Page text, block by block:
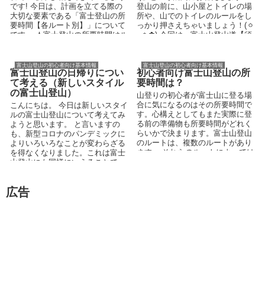
です! 今日は、計画を立てる際の
大切な要素である「富士登山の所
要時間【各ルート別】」について
です。 ★富士登山の所要時間はル
登山の前に、山小屋とトイレの場
所や、山でのトイレのルールをし
っかり押さえちゃいましょう！(ㆁ
ᴗㆁ✿) 今回は、富士山登山道【須
富士山登山の初心者向け基本情報
富士山登山の日帰りについ
て考える（新しいスタイル
の富士山登山）
こんにちは。 今日は新しいスタイ
ルの富士山登山について考えてみ
ようと思います。 と言いますの
も、新型コロナのパンデミックに
よりいろいろなことが変わらざる
を得なくなりました。これは富士
山登山にも同様にいえることで
富士山登山の初心者向け基本情報
初心者向け富士山登山の所
要時間は？
山登りの初心者が富士山に登る場
合に気になるのはその所要時間で
す。心構えとしてもまた実際に登
る前の準備物も所要時間がどれく
らいかで決まります。富士山登山
のルートは、複数のルートがあり
ます。 それらのルートによっては
広告